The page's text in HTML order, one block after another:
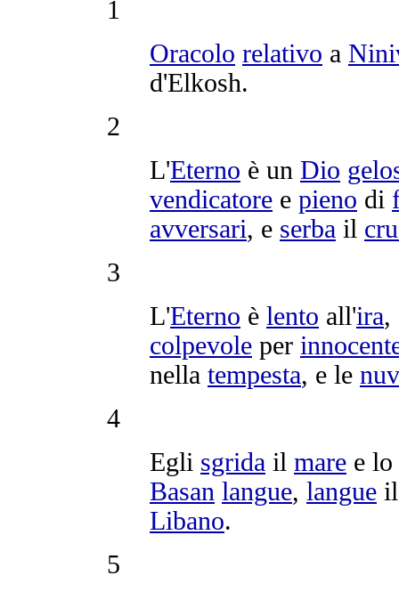
1
Oracolo relativo a
d'Elkosh.
2
L'Eterno è un Dio
vendicatore e pieno di
avversari, e serba il
3
L'Eterno è lento all'ira,
colpevole per
nella tempesta, e le
4
Egli sgrida il mare e lo
Basan langue, langue
Libano.
5